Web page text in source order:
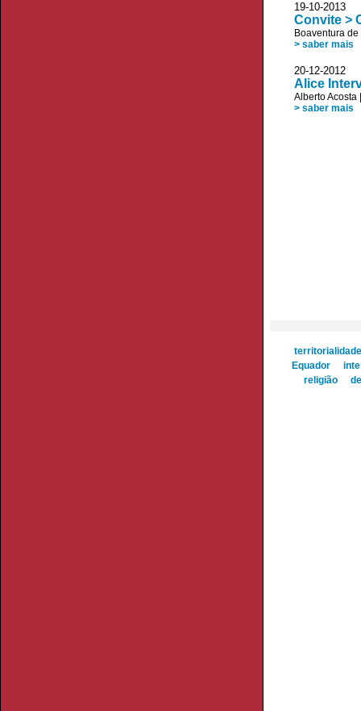
19-10-
Convite >
Boaventura
> saber mais
20-12-
Alice
Alberto Acosta
> saber mais
territorialidade
Equador
religião